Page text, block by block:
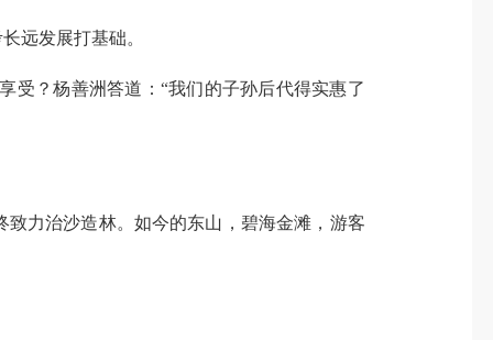
远发展打基础。
受？杨善洲答道：“我们的子孙后代得实惠了
力治沙造林。如今的东山，碧海金滩，游客